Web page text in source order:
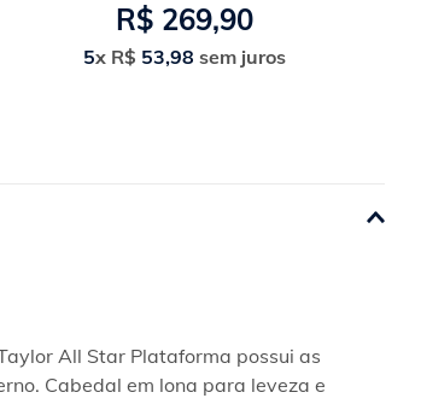
R$ 269,90
5x R$ 53,98 sem juros
All Star Plataforma possui as
Cabedal em lona para leveza e